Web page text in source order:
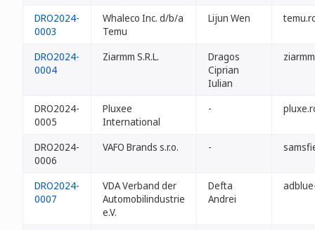
DRO2024-
0003
Whaleco Inc. d/b/a
Temu
Lijun Wen
DRO2024-
0004
Ziarmm S.R.L.
Dragos
Ciprian
Iulian
DRO2024-
0005
Pluxee
International
-
DRO2024-
0006
VAFO Brands s.r.o. -
DRO2024-
0007
VDA Verband der
Automobilindustrie
e.V.
Defta
Andrei